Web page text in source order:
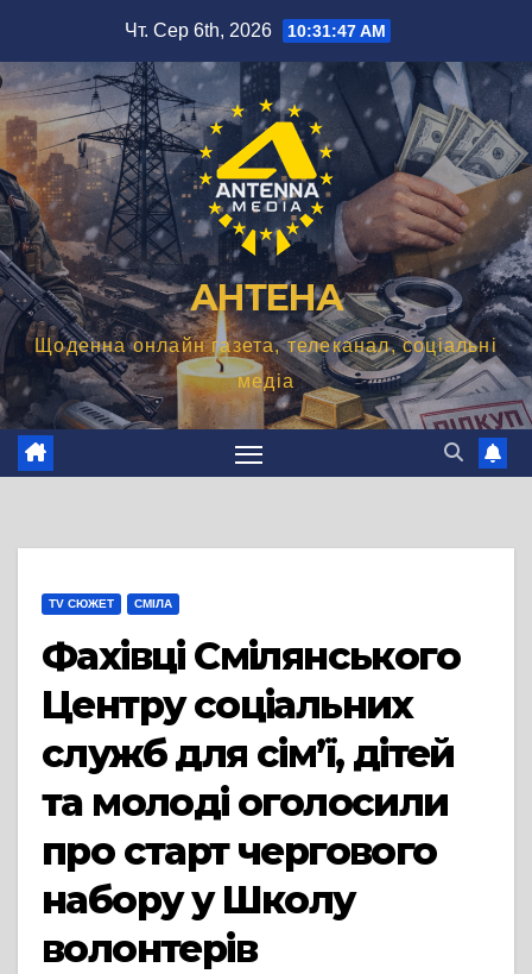
вмісту
Чт. Сер 6th, 2026 10:31:48 AM
АНТЕНА
Щоденна онлайн газета, телеканал, соціальні
медіа
TV СЮЖЕТ СМІЛА
Фахівці Смілянського
Центру соціальних
служб для сім’ї, дітей
та молоді оголосили
про старт чергового
набору у Школу
волонтерів